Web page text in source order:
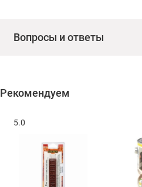
Вопросы и ответы
Рекомендуем
5.0